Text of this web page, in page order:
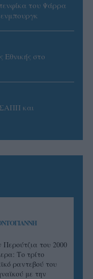
του Ψάρρα
Εθνικής στο
και
Περούτζια του 2000
Tο τρίτο
ραντεβού του
με την